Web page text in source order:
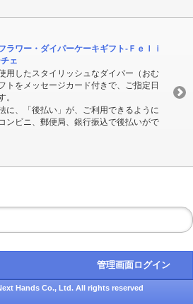
ラワー・ダイパーケーキギフト-Ｆｅｌｉ
ェ
用したスタイリッシュなダイパー（おむ
トをメッセージカード付きで、ご指定日
。
に、「後払い」が、ご利用できるように
ンビニ、郵便局、銀行振込で後払いがで
管理画面ログイン
Hands Co., Ltd. All rights reserved